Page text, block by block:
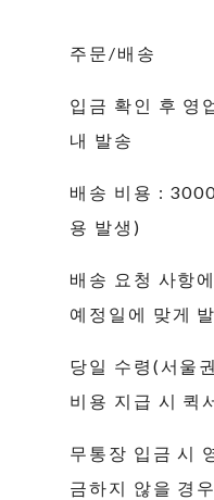
주문/배송
입금 확인 후 영
내 발송
배송 비용 :
용 발생)
배송 요청 사항
예정일에 맞게
당일 수령(서울
비용 지급 시 퀵
무통장 입금 시
금하지 않을 경